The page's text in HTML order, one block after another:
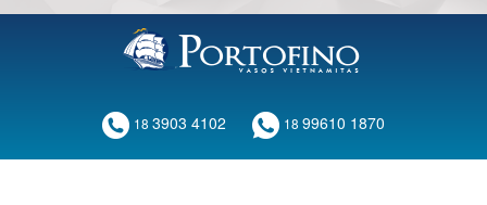
18 3903 4102 18 99610 1870